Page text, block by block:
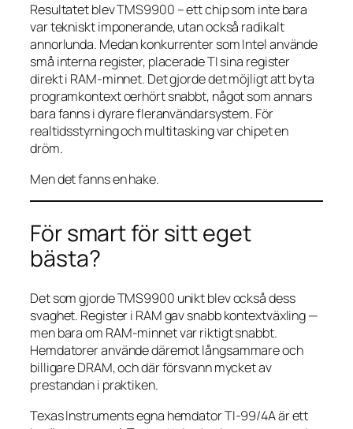
Resultatet blev TMS9900 – ett chip som inte bara
var tekniskt imponerande, utan också radikalt
annorlunda. Medan konkurrenter som Intel använde
små interna register, placerade TI sina register
direkt i RAM-minnet. Det gjorde det möjligt att byta
programkontext oerhört snabbt, något som annars
bara fanns i dyrare fleranvändarsystem. För
realtidsstyrning och multitasking var chipet en
dröm.
Men det fanns en hake.
För smart för sitt eget
bästa?
Det som gjorde TMS9900 unikt blev också dess
svaghet. Register i RAM gav snabb kontextväxling —
men bara om RAM-minnet var riktigt snabbt.
Hemdatorer använde däremot långsammare och
billigare DRAM, och där försvann mycket av
prestandan i praktiken.
Texas Instruments egna hemdator TI-99/4A är ett